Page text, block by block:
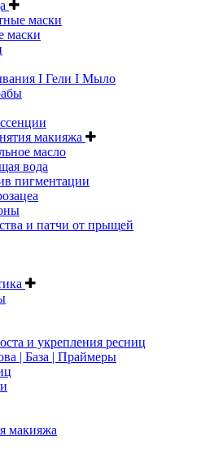
маски
маски
I Гели I Мыло
макияжа
масло
вода
пигментации
и патчи от прыщей
и укрепления ресниц
| База | Праймеры
макияжа